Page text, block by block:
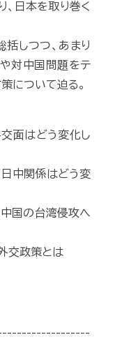
日本を取り巻く
括しつつ、あまり
対中国問題をテ
について迫る。
面はどう変化し
中関係はどう変
国の台湾侵攻へ
交政策とは